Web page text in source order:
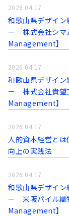
和歌山県デザイ
ー 株式会社シマ
Management】
2026.04.17
和歌山県デザイ
ー 株式会社貴望
Management】
2026.04.17
人的資本経営と
向上の実践法
2026.04.17
和歌山県デザイ
ー 米阪パイル織
Management】
2026.04.17